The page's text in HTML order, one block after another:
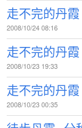
走不完的丹
2008/10/24 08:16
走不完的丹
2008/10/23 19:33
走不完的丹
2008/10/23 00:35